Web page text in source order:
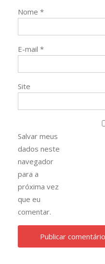
Nome*
E-mail*
Site
Salvar meus
dados neste
navegador
para a
próxima vez
que eu
comentar.